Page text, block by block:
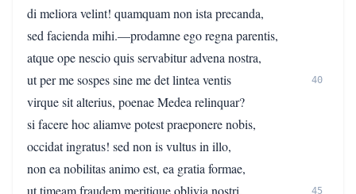
di meliora velint! quamquam non ista precanda,
sed facienda mihi.—prodamne ego regna parentis,
atque ope nescio quis servabitur advena nostra,
ut per me sospes sine me det lintea ventis
40
virque sit alterius, poenae Medea relinquar?
si facere hoc aliamve potest praeponere nobis,
occidat ingratus! sed non is vultus in illo,
non ea nobilitas animo est, ea gratia formae,
ut timeam fraudem meritique oblivia nostri.
45